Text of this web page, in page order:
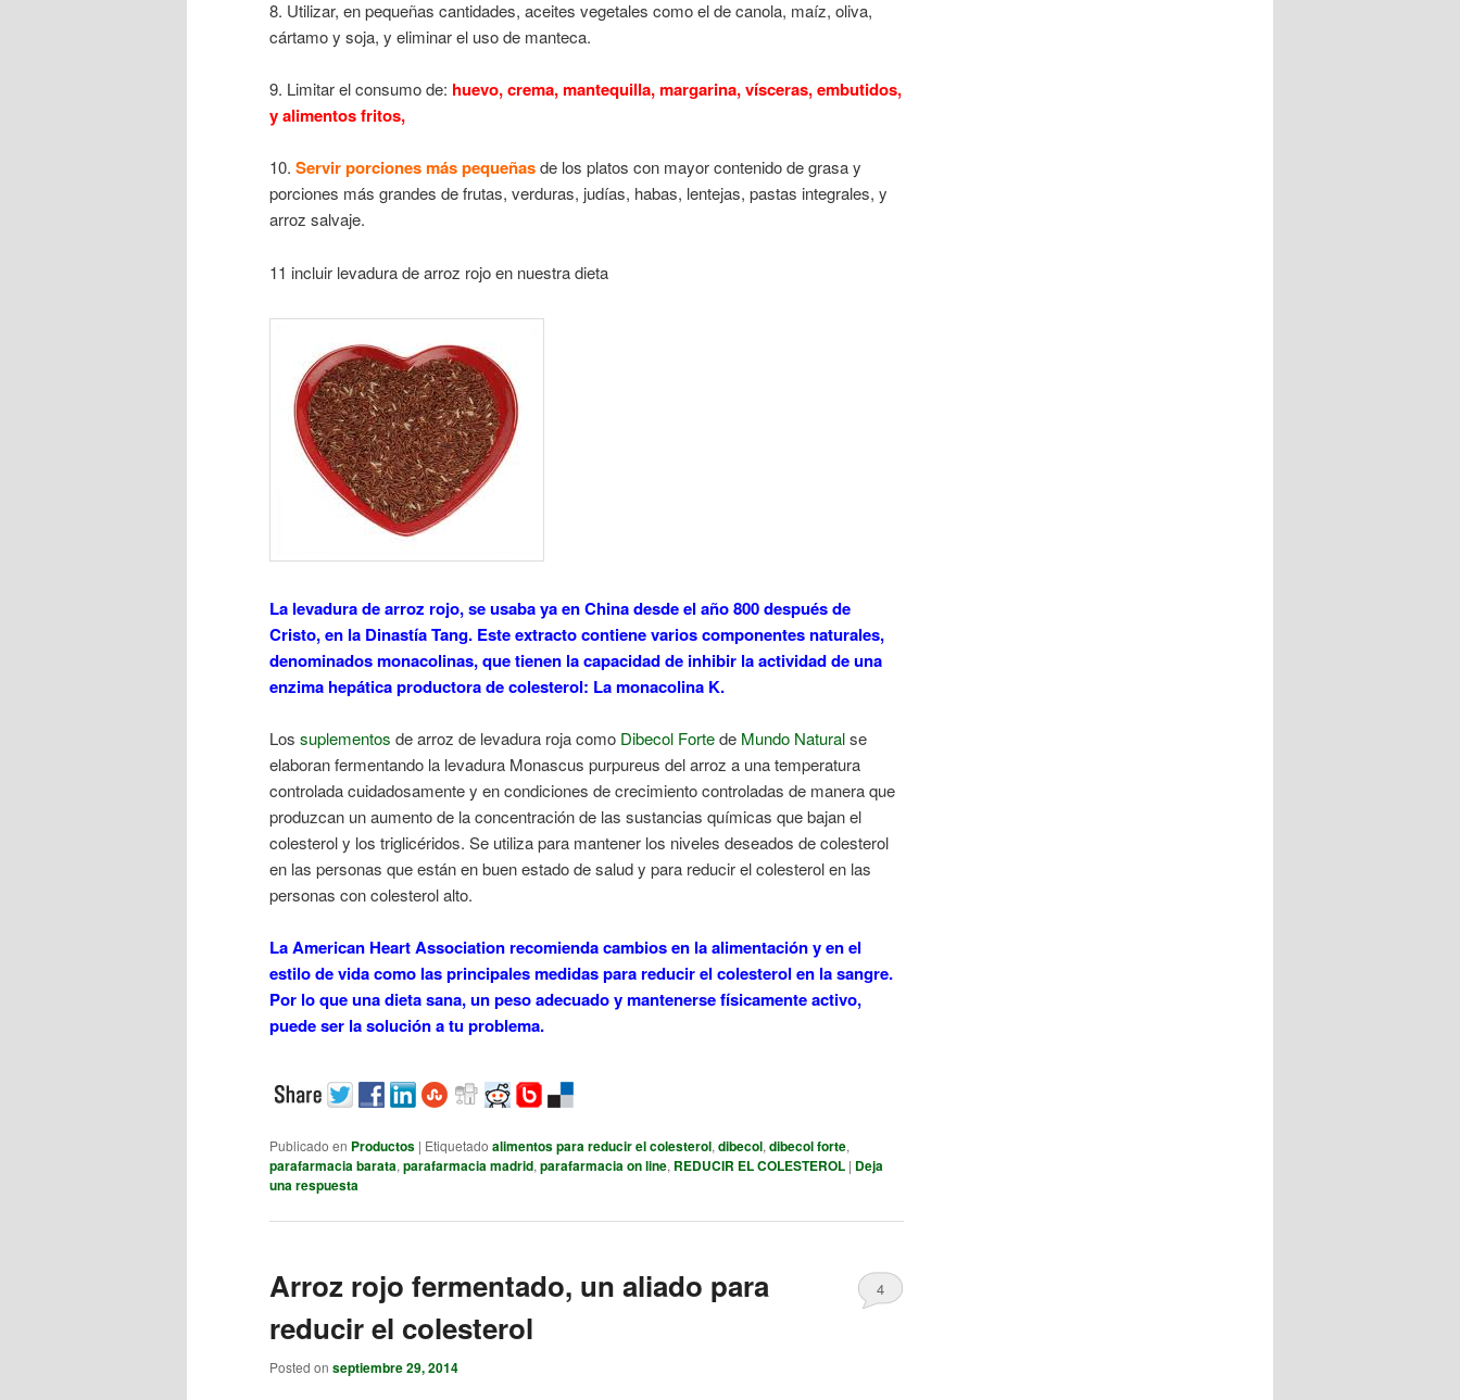
8. Utilizar, en pequeñas cantidades, aceites vegetales como el de canola, maíz, oliva,
cártamo y soja, y eliminar el uso de manteca.
9. Limitar el consumo de: huevo, crema, mantequilla, margarina, vísceras, embutidos,
y alimentos fritos,
10. Servir porciones más pequeñasde los platos con mayor contenido de grasa y
porciones más grandes de frutas, verduras, judías, habas, lentejas, pastas integrales, y
arroz salvaje.
11 incluir levadura de arroz rojo en nuestra dieta
La levadura de arroz rojo, se usaba ya en China desde el año 800 después de
Cristo, en la Dinastía Tang. Este extracto contiene varios componentes naturales,
denominados monacolinas, que tienen la capacidad de inhibir la actividad de una
enzima hepática productora de colesterol: La monacolina K.
Los suplementos de arroz de levadura roja como Dibecol Fortede Mundo Naturalse
elaboran fermentando la levadura Monascus purpureus del arroz a una temperatura
controlada cuidadosamente y en condiciones de crecimiento controladas de manera que
produzcan un aumento de la concentración de las sustancias químicas que bajan el
colesterol y los triglicéridos. Se utiliza para mantener los niveles deseados de colesterol
en las personas que están en buen estado de salud y para reducir el colesterol en las
personas con colesterol alto.
La American Heart Association recomienda cambios en la alimentación y en el
estilo de vida como las principales medidas para reducir el colesterol en la sangre.
Por lo que una dieta sana, un peso adecuado y mantenerse físicamente activo,
puede ser la solución a tu problema.
Publicado en Productos | Etiquetado alimentos para reducir el colesterol, dibecol, dibecol forte,
parafarmacia barata, parafarmacia madrid, parafarmacia on line, REDUCIR EL COLESTEROL | Deja
una respuesta
Arroz rojo fermentado, un aliado para
reducir el colesterol
Posted on septiembre 29, 2014
4